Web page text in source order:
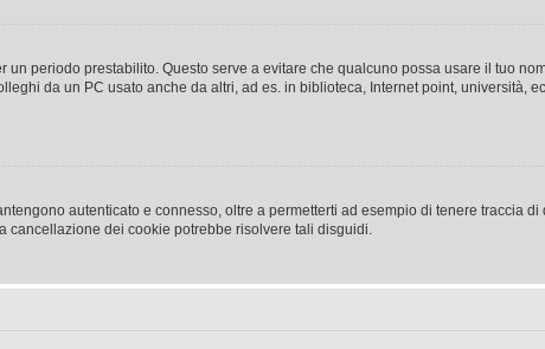
un periodo prestabilito. Questo serve a evitare che qualcuno possa usare il tuo
da un PC usato anche da altri, ad es. in biblioteca, Internet point, università,
autenticato e connesso, oltre a permetterti ad esempio di tenere traccia
cancellazione dei cookie potrebbe risolvere tali disguidi.